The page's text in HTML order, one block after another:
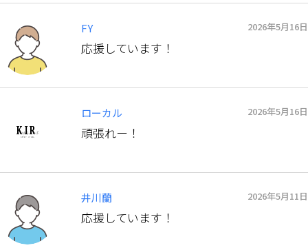
FY 2026年5月16日
応援しています！
ローカル 2026年5月16日
頑張れー！
井川蘭 2026年5月11日
応援しています！